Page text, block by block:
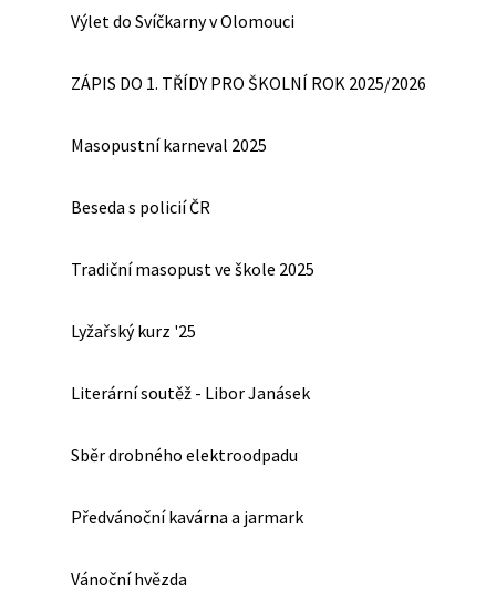
Výlet do Svíčkarny v Olomouci
ZÁPIS DO 1. TŘÍDY PRO ŠKOLNÍ ROK 2025/2026
Masopustní karneval 2025
Beseda s policií ČR
Tradiční masopust ve škole 2025
Lyžařský kurz '25
Literární soutěž - Libor Janásek
Sběr drobného elektroodpadu
Předvánoční kavárna a jarmark
Vánoční hvězda